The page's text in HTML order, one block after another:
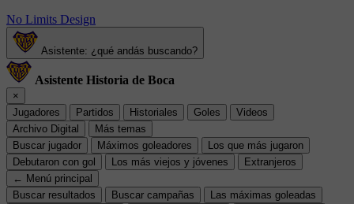
No Limits Design
Asistente: ¿qué andás buscando?
Asistente Historia de Boca
×
Jugadores
Partidos Historiales Goles
Videos
Archivo Digital
Más temas
Buscar jugador
Máximos goleadores
Los que más jugaron
Debutaron con gol
Los más viejos y jóvenes
Extranjeros
← Menú principal
Buscar resultados
Buscar campañas
Las máximas goleadas